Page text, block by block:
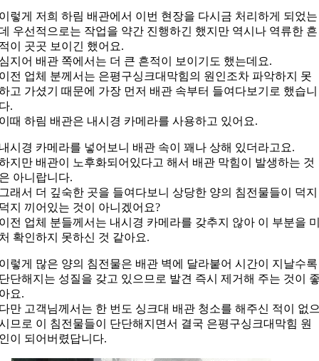
렇게 저희 하림 배관에서 이번 현장을 다시금 처리하게 되었는
우선적으로는 작업을 약간 진행하긴 했지만 역시나 역류한 흔
이 곳곳 보이긴 했어요.
지어 배관 쪽에서는 더 큰 흔적이 보이기도 했는데요.
전 업체 분께서는 은평구싱크대막힘의 원인조차 파악하지 못
고 가셨기 때문에 가장 먼저 배관 속부터 들여다보기로 했습니
.
때 하림 배관은 내시경 카메라를 사용하고 있어요.
시경 카메라를 넣어보니 배관 속이 꽤나 상해 있더라고요.
지만 배관이 노후화되어있다고 해서 배관 막힘이 발생하는 것
아니랍니다.
래서 더 깊숙한 곳을 들여다보니 상당한 양의 침전물들이 덕지
지 끼어있는 것이 아니겠어요?
전 업체 분들께서는 내시경 카메라를 갖추지 않아 이 부분을
확인하지 못하신 것 같아요.
렇게 많은 양의 침전물은 배관 벽에 달라붙어 시간이 지날수록
단해지는 성질을 갖고 있으므로 발견 즉시 제거해 주는 것이
요.
만 고객님께서는 한 번도 싱크대 배관 청소를 해주신 적이 없
므로 이 침전물들이 단단해지면서 결국 은평구싱크대막힘 원
이 되어버렸답니다.